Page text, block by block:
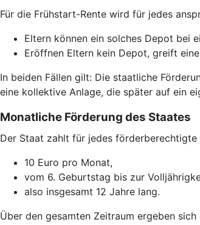
Für die Frühstart-Rente wird für jedes
Eltern können ein solches Depot bei
Eröffnen Eltern kein Depot, greift
In beiden Fällen gilt: Die staatliche
eine kollektive Anlage, die später auf ein
Monatliche Förderung des Staates
Der Staat zahlt für jedes förderberechtigte
10 Euro pro Monat,
vom 6. Geburtstag bis zur
also insgesamt 12 Jahre lang.
Über den gesamten Zeitraum ergeben